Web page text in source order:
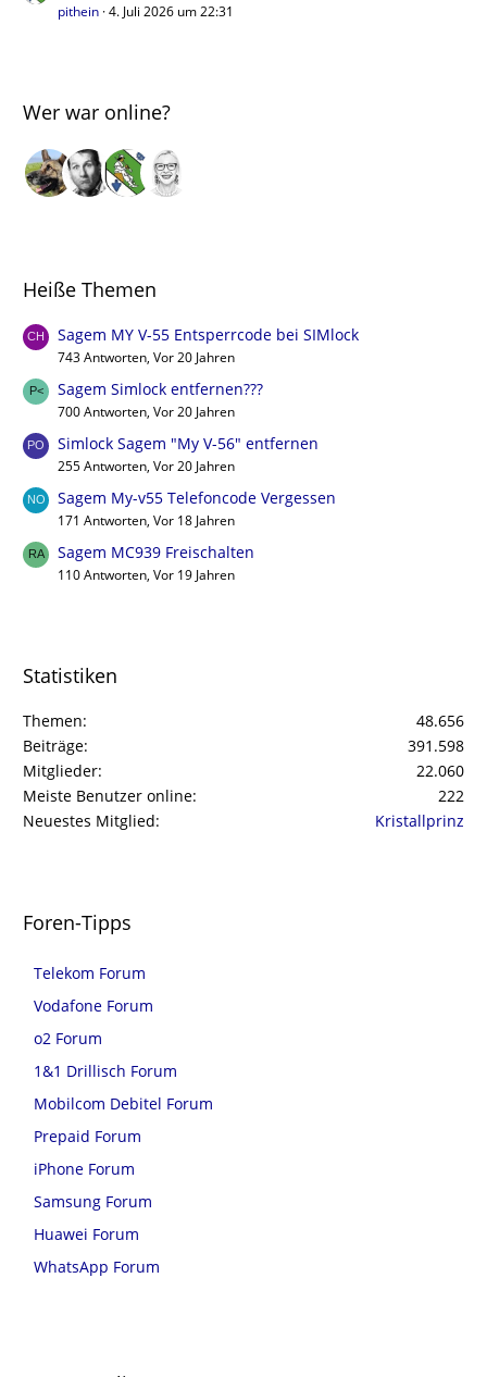
pithein 4. Juli 2026 um 22:31
Wer war online?
Heiße Themen
Sagem MY V-55 Entsperrcode bei SIMlock
743 Antworten, Vor 20 Jahren
Sagem Simlock entfernen???
700 Antworten, Vor 20 Jahren
Simlock Sagem "My V-56" entfernen
255 Antworten, Vor 20 Jahren
Sagem My-v55 Telefoncode Vergessen
171 Antworten, Vor 18 Jahren
Sagem MC939 Freischalten
110 Antworten, Vor 19 Jahren
Statistiken
Themen
48.656
Beiträge
391.598
Mitglieder
22.060
Meiste Benutzer online
222
Neuestes Mitglied
Kristallprinz
Foren-Tipps
Telekom Forum
Vodafone Forum
o2 Forum
1&1 Drillisch Forum
Mobilcom Debitel Forum
Prepaid Forum
iPhone Forum
Samsung Forum
Huawei Forum
WhatsApp Forum